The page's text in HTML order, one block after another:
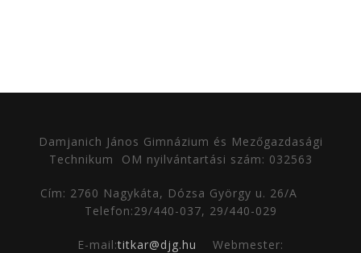
Damjanich János Gimnázium és Mezőgazdasági
Technikum
OM nyilvántartási szám: 032563
Cím: 2760 Nagykáta, Dózsa György u. 26/A
Telefon:29/440-037, 29/440-029
E-mail:titkar@djg.hu
Webmester: